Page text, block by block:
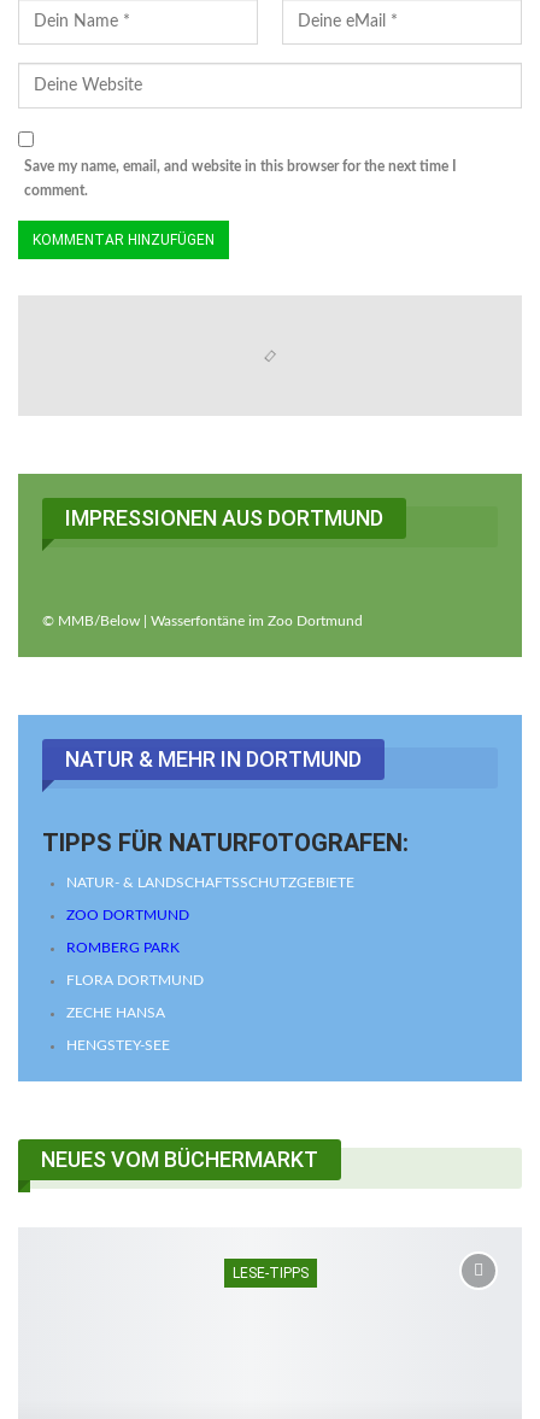
Save my name, email, and website in this browser for the next time I
comment.
IMPRESSIONEN AUS DORTMUND
© MMB/Below | Wasserfontäne im Zoo Dortmund
NATUR & MEHR IN DORTMUND
TIPPS FÜR NATURFOTOGRAFEN:
NATUR- & LANDSCHAFTSSCHUTZGEBIETE
ZOO DORTMUND
ROMBERG PARK
FLORA DORTMUND
ZECHE HANSA
HENGSTEY-SEE
NEUES VOM BÜCHERMARKT
LESE-TIPPS